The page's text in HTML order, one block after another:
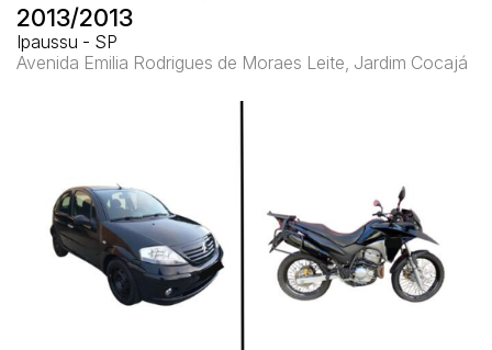
2013/2013
Ipaussu - SP
Avenida Emilia Rodrigues de Moraes Leite, Jardim Cocajá